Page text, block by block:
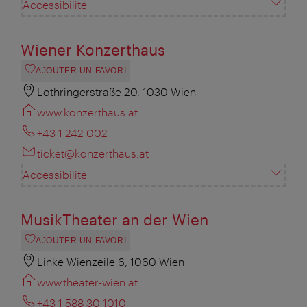
Accessibilité
Wiener Konzerthaus
AJOUTER UN FAVORI
Lothringerstraße 20, 1030 Wien
www.konzerthaus.at
+43 1 242 002
ticket@konzerthaus.at
Accessibilité
MusikTheater an der Wien
AJOUTER UN FAVORI
Linke Wienzeile 6, 1060 Wien
www.theater-wien.at
+43 1 588 30 1010